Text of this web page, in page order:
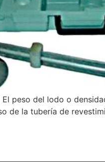
El peso del lodo o
de la tubería de